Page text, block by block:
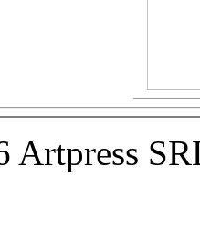
Artpress